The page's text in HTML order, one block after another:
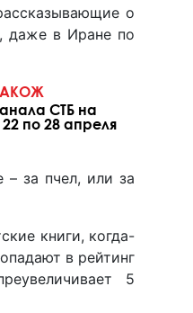
о
даже в Иране по
СТБ на
по 28 апреля
– за пчел, или за
книги, когда-
в рейтинг
5